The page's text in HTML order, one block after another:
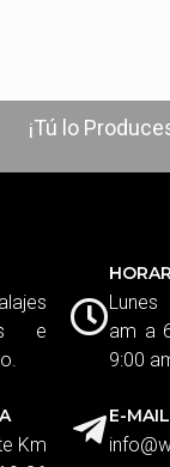
¡Tú lo
e
Km
am a
9:00
E-MAIL